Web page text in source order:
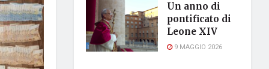
Un anno di
pontificato di
Leone XIV
9 MAGGIO 2026